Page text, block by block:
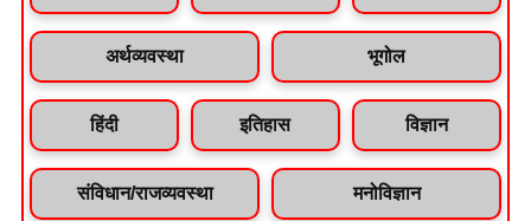
अर्थव्यवस्था भूगोल
हिंदी इतिहास विज्ञान
संविधान/राजव्यवस्था मनोविज्ञान